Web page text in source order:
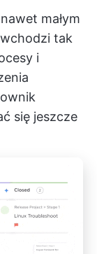
małym
tak
i
się jeszcze